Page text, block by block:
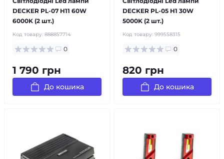
DECKER PL-07 H11 60W
6000K (2 шт.)
Код товару: 888857714
0
1 790 грн
До кошика
DECKER PL-05 H1 30W
5000K (2 шт.)
Код товару: 999558315
0
820 грн
До кошика